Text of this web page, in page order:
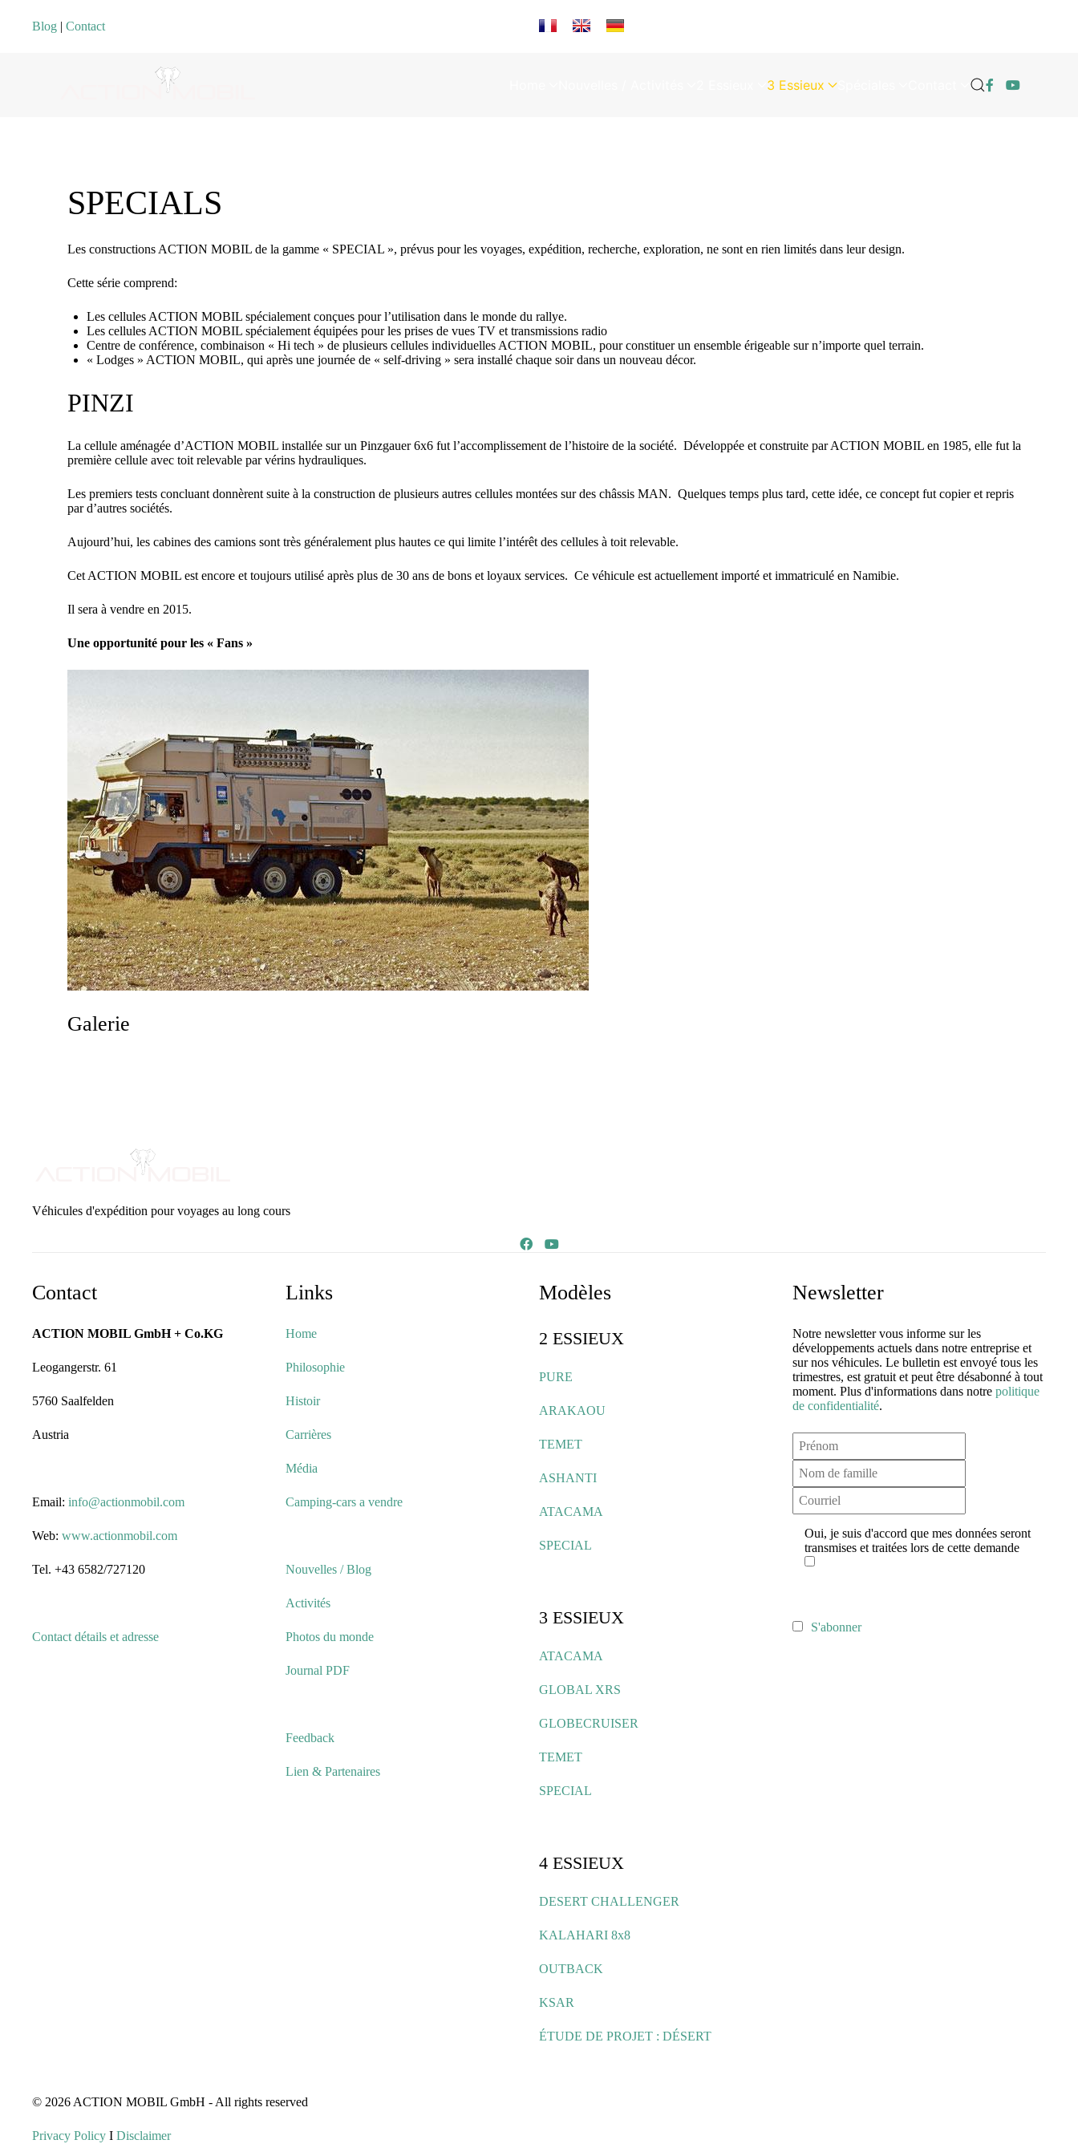
Blog | Contact Sélectionnez votre langue
3 Essieux
SPECIALS
Les constructions ACTION MOBIL de la gamme « SPECIAL », prévus pour les voyages, expédition, recherche, exploration, ne sont en rien limités dans leur design.
Cette série comprend:
Les cellules ACTION MOBIL spécialement conçues pour l’utilisation dans le monde du rallye.
Les cellules ACTION MOBIL spécialement équipées pour les prises de vues TV et transmissions radio
Centre de conférence, combinaison « Hi tech » de plusieurs cellules individuelles ACTION MOBIL, pour constituer un ensemble érigeable sur n’importe quel terrain.
« Lodges » ACTION MOBIL, qui après une journée de « self-driving » sera installé chaque soir dans un nouveau décor.
PINZI
La cellule aménagée d’ACTION MOBIL installée sur un Pinzgauer 6x6 fut l’accomplissement de l’histoire de la société. Développée et construite par ACTION MOBIL en 1985, elle fut la
première cellule avec toit relevable par vérins hydrauliques.
Les premiers tests concluant donnèrent suite à la construction de plusieurs autres cellules montées sur des châssis MAN. Quelques temps plus tard, cette idée, ce concept fut copier et repris
par d’autres sociétés.
Aujourd’hui, les cabines des camions sont très généralement plus hautes ce qui limite l’intérêt des cellules à toit relevable.
Cet ACTION MOBIL est encore et toujours utilisé après plus de 30 ans de bons et loyaux services. Ce véhicule est actuellement importé et immatriculé en Namibie.
Il sera à vendre en 2015.
Une opportunité pour les « Fans »
Galerie
Véhicules d'expédition pour voyages au long cours
Contact
ACTION MOBIL GmbH + Co.KG
Leogangerstr. 61
5760 Saalfelden
Austria
Email: info@actionmobil.com
Web: www.actionmobil.com
Tel. +43 6582/727120
Contact détails et adresse
Links
Home
Philosophie
Histoir
Carrières
Média
Camping-cars a vendre
Nouvelles / Blog
Activités
Photos du monde
Journal PDF
Feedback
Lien & Partenaires
Modèles
2 ESSIEUX
PURE
ARAKAOU
TEMET
ASHANTI
ATACAMA
SPECIAL
3 ESSIEUX
ATACAMA
GLOBAL XRS
GLOBECRUISER
TEMET
SPECIAL
4 ESSIEUX
DESERT CHALLENGER
KALAHARI 8x8
OUTBACK
KSAR
ÉTUDE DE PROJET : DÉSERT
Newsletter
Notre newsletter vous informe sur les
développements actuels dans notre entreprise et
sur nos véhicules. Le bulletin est envoyé tous les
trimestres, est gratuit et peut être désabonné à tout
moment. Plus d'informations dans notre politique
de confidentialité.
Oui, je suis d'accord que mes données seront
transmises et traitées lors de cette demande
S'abonner
© 2026 ACTION MOBIL GmbH - All rights reserved
Privacy Policy I Disclaimer